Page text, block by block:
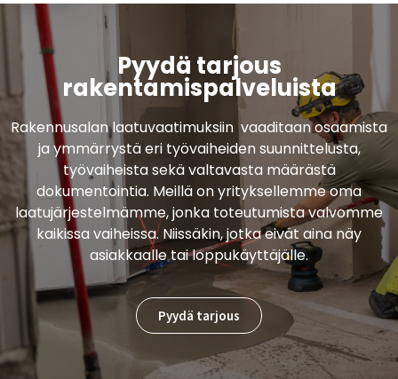
Pyydä tarjous
rakentamispalveluista
Rakennusalan laatuvaatimuksiin vaaditaan osaamista
ja ymmärrystä eri työvaiheiden suunnittelusta,
työvaiheista sekä valtavasta määrästä
dokumentointia. Meillä on yrityksellemme oma
laatujärjestelmämme, jonka toteutumista valvomme
kaikissa vaiheissa. Niissäkin, jotka eivät aina näy
asiakkaalle tai loppukäyttäjälle.
Pyydä tarjous